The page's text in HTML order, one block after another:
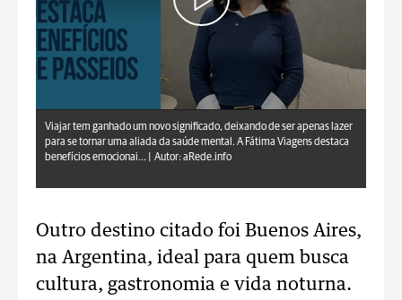
Viajar tem ganhado um novo significado, deixando de ser apenas lazer
para se tornar uma aliada da saúde mental. A Fátima Viagens destaca
benefícios emocionai... |
Autor: aRede.info
Outro destino citado foi Buenos Aires,
na Argentina, ideal para quem busca
cultura, gastronomia e vida noturna.